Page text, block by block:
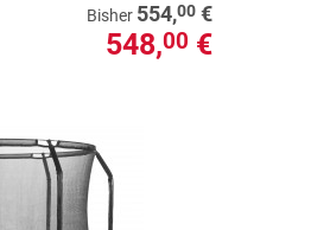
Bisher 554,00 €
548,00 €